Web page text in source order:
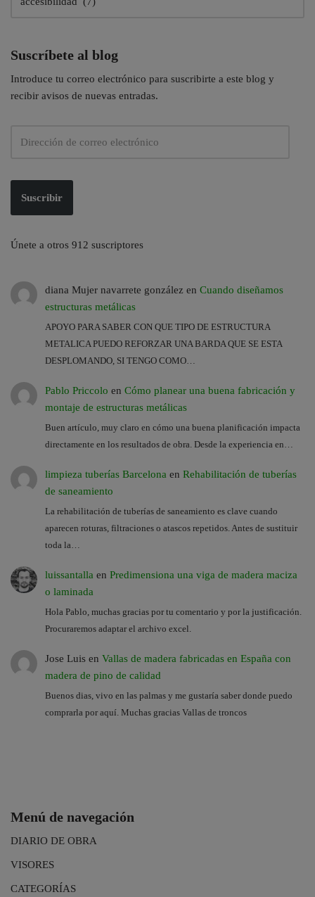
Suscríbete al blog
Introduce tu correo electrónico para suscribirte a este blog y
recibir avisos de nuevas entradas.
Suscribir
Únete a otros 912 suscriptores
diana Mujer navarrete gonzález en Cuando diseñamos
estructuras metálicas
APOYO PARA SABER CON QUE TIPO DE ESTRUCTURA
METALICA PUEDO REFORZAR UNA BARDA QUE SE ESTA
DESPLOMANDO, SI TENGO COMO…
Pablo Priccolo en Cómo planear una buena fabricación y
montaje de estructuras metálicas
Buen artículo, muy claro en cómo una buena planificación impacta
directamente en los resultados de obra. Desde la experiencia en…
limpieza tuberías Barcelona en Rehabilitación de tuberías
de saneamiento
La rehabilitación de tuberías de saneamiento es clave cuando
aparecen roturas, filtraciones o atascos repetidos. Antes de sustituir
toda la…
luissantalla en Predimensiona una viga de madera maciza
o laminada
Hola Pablo, muchas gracias por tu comentario y por la justificación.
Procuraremos adaptar el archivo excel.
Jose Luis en Vallas de madera fabricadas en España con
madera de pino de calidad
Buenos dias, vivo en las palmas y me gustaría saber donde puedo
comprarla por aquí. Muchas gracias Vallas de troncos
Menú de navegación
DIARIO DE OBRA
VISORES
CATEGORÍAS